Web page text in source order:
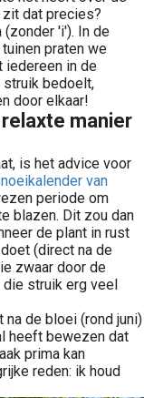
zit dat precies?
'i'). In de
praten we
iedereen in de
bedoelt,
door elkaar!
manier
is het advice voor
van
periode om
blazen. Dit zou dan
de plant in rust
(direct na de
zwaar door de
struik erg veel
na de bloei (rond juni)
heeft bewezen dat
prima kan
reden: ik houd